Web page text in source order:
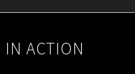
ACTION